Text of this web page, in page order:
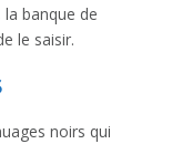
banque de
le saisir.
noirs qui